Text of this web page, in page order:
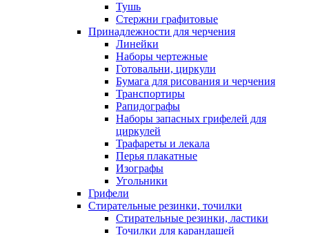
Тушь
Стержни графитовые
Принадлежности для черчения
Линейки
Наборы чертежные
Готовальни, циркули
Бумага для рисования и черчения
Транспортиры
Рапидографы
Наборы запасных грифелей для
циркулей
Трафареты и лекала
Перья плакатные
Изографы
Угольники
Грифели
Стирательные резинки, точилки
Стирательные резинки, ластики
Точилки для карандашей